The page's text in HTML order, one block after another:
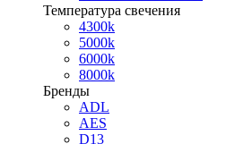
Температура свечения
4300k
5000k
6000k
8000k
Бренды
ADL
AES
D13